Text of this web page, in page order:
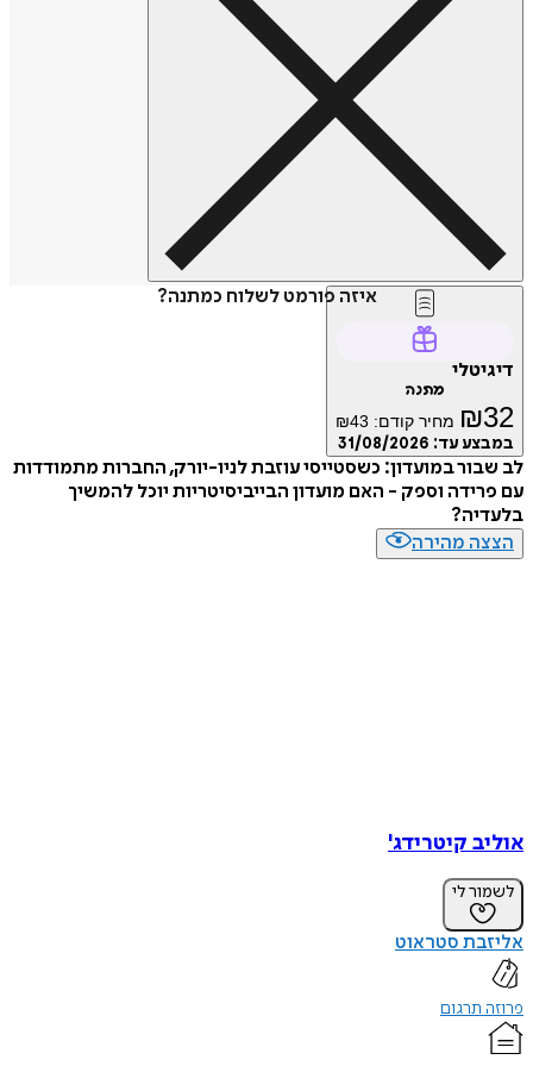
איזה פורמט לשלוח כמתנה?
₪ מחיר קודם: ₪43
עד:31/08/2026
במועדון: כשסטייסי עוזבת לניו-יורק, החברות מתמודדות
וספק - האם מועדון הבייביסיטריות יוכל להמשיך
מהירה
קיטרידג'
לי
סטראוט
תרגום